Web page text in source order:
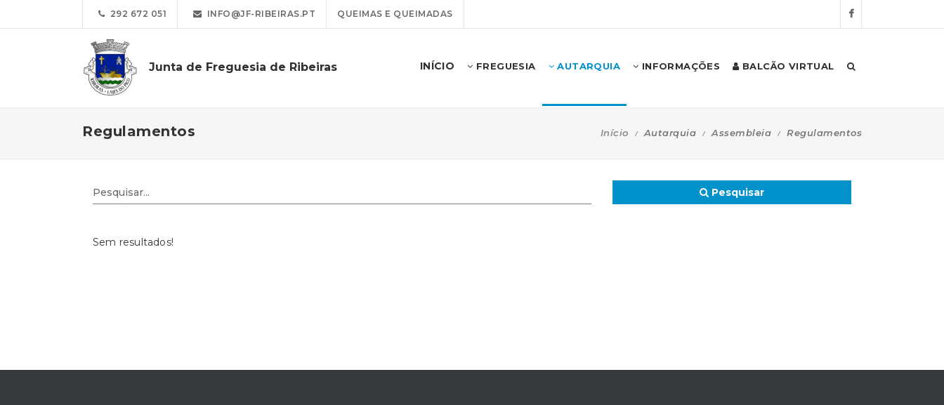
292 672 051 INFO@JF-RIBEIRAS.PT QUEIMAS E QUEIMADAS
Junta de Freguesia de Ribeiras INÍCIO FREGUESIA AUTARQUIA INFORMAÇÕES BALCÃO VIRTUAL
Regulamentos Início Autarquia Assembleia Regulamentos
Pesquisar
Sem resultados!